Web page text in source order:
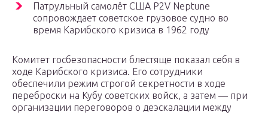
Патрульный самолёт США P2V Neptune
сопровождает советское грузовое судно во
время Карибского кризиса в 1962 году
Комитет госбезопасности блестяще показал себя в
ходе Карибского кризиса. Его сотрудники
обеспечили режим строгой секретности в ходе
переброски на Кубу советских войск, а затем — при
организации переговоров о деэскалации между